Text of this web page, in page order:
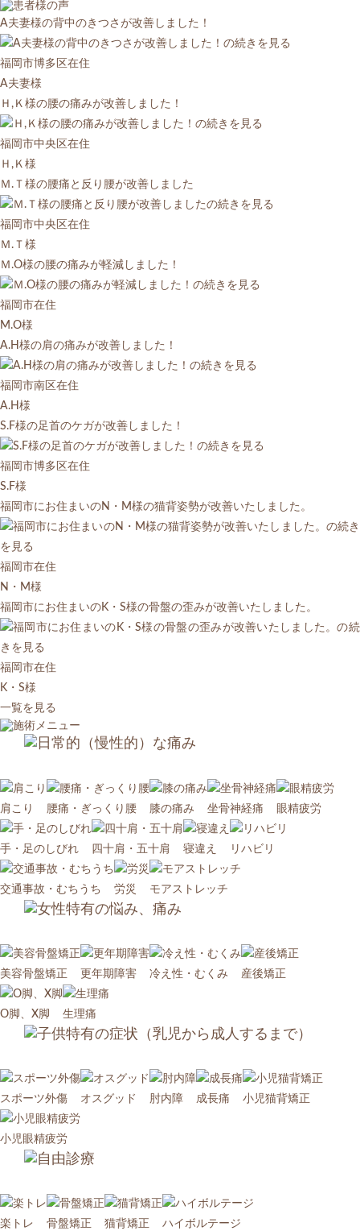
A夫妻様の背中のきつさが改善しました！
福岡市博多区在住
A夫妻様
Ｈ,Ｋ様の腰の痛みが改善しました！
福岡市中央区在住
Ｈ,Ｋ様
Ｍ.Ｔ様の腰痛と反り腰が改善しました
福岡市中央区在住
Ｍ.Ｔ様
Ｍ.O様の腰の痛みが軽減しました！
福岡市在住
M.O様
A.H様の肩の痛みが改善しました！
福岡市南区在住
A.H様
S.F様の足首のケガが改善しました！
福岡市博多区在住
S.F様
福岡市にお住まいのN・M様の猫背姿勢が改善いたしました。
福岡市在住
N・M様
福岡市にお住まいのK・S様の骨盤の歪みが改善いたしました。
福岡市在住
K・S様
一覧を見る
肩こり 腰痛・ぎっくり腰 膝の痛み 坐骨神経痛 眼精疲労
手・足のしびれ 四十肩・五十肩 寝違え リハビリ
交通事故・むちうち 労災 モアストレッチ
美容骨盤矯正 更年期障害 冷え性・むくみ 産後矯正
O脚、X脚 生理痛
スポーツ外傷 オスグッド 肘内障 成長痛 小児猫背矯正
小児眼精疲労
楽トレ 骨盤矯正 猫背矯正 ハイボルテージ